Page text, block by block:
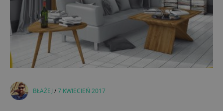
BŁAŻEJ /7 KWIECIEŃ 2017